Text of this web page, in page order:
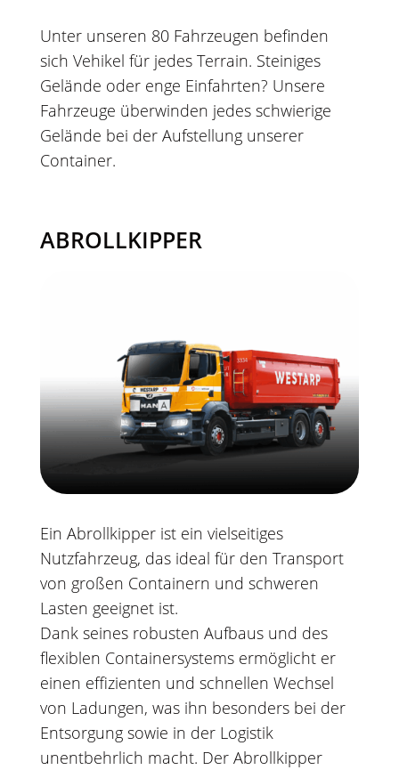
Unter unseren 80 Fahrzeugen befinden
sich Vehikel für jedes Terrain. Steiniges
Gelände oder enge Einfahrten? Unsere
Fahrzeuge überwinden jedes schwierige
Gelände bei der Aufstellung unserer
Container.
ABROLLKIPPER
Ein Abrollkipper ist ein vielseitiges
Nutzfahrzeug, das ideal für den Transport
von großen Containern und schweren
Lasten geeignet ist.
Dank seines robusten Aufbaus und des
flexiblen Containersystems ermöglicht er
einen effizienten und schnellen Wechsel
von Ladungen, was ihn besonders bei der
Entsorgung sowie in der Logistik
unentbehrlich macht. Der Abrollkipper